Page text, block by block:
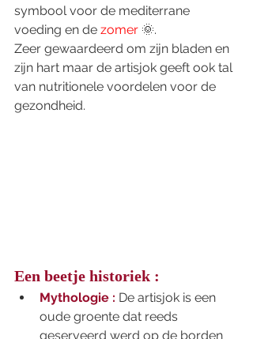
symbool voor de mediterrane
voeding en de zomer 🌞.
Zeer gewaardeerd om zijn bladen en
zijn hart maar de artisjok geeft ook tal
van nutritionele voordelen voor de
gezondheid.
Een beetje historiek :
Mythologie : De artisjok is een
oude groente dat reeds
geserveerd werd op de borden